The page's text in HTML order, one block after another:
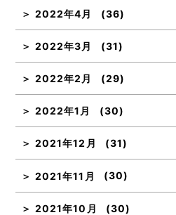
2022年4月 (36)
2022年3月 (31)
2022年2月 (29)
2022年1月 (30)
2021年12月 (31)
2021年11月 (30)
2021年10月 (30)